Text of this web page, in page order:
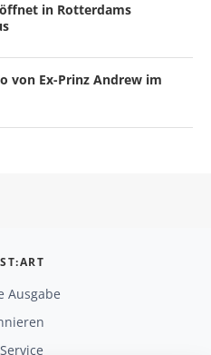
in Rotterdams
von Ex-Prinz Andrew im
Ausgabe